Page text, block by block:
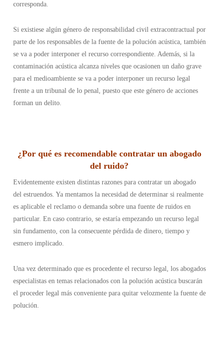
corresponda.
Si existiese algún género de responsabilidad civil extracontractual por
parte de los responsables de la fuente de la polución acústica, también
se va a poder interponer el recurso correspondiente. Además, si la
contaminación acústica alcanza niveles que ocasionen un daño grave
para el medioambiente se va a poder interponer un recurso legal
frente a un tribunal de lo penal, puesto que este género de acciones
forman un delito.
¿Por qué es recomendable contratar un abogado
del ruido?
Evidentemente existen distintas razones para contratar un abogado
del estruendos. Ya mentamos la necesidad de determinar si realmente
es aplicable el reclamo o demanda sobre una fuente de ruidos en
particular. En caso contrario, se estaría empezando un recurso legal
sin fundamento, con la consecuente pérdida de dinero, tiempo y
esmero implicado.
Una vez determinado que es procedente el recurso legal, los abogados
especialistas en temas relacionados con la polución acústica buscarán
el proceder legal más conveniente para quitar velozmente la fuente de
polución.